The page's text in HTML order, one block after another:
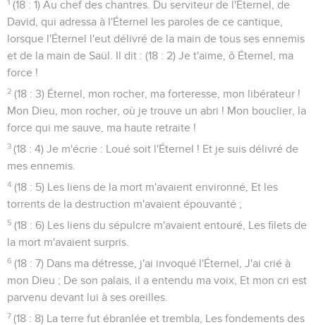
1 (18 : 1) Au chef des chantres. Du serviteur de l'Éternel, de
David, qui adressa à l'Éternel les paroles de ce cantique,
lorsque l'Éternel l'eut délivré de la main de tous ses ennemis
et de la main de Saül. Il dit : (18 : 2) Je t'aime, ô Éternel, ma
force !
2 (18 : 3) Éternel, mon rocher, ma forteresse, mon libérateur !
Mon Dieu, mon rocher, où je trouve un abri ! Mon bouclier, la
force qui me sauve, ma haute retraite !
3 (18 : 4) Je m'écrie : Loué soit l'Éternel ! Et je suis délivré de
mes ennemis.
4 (18 : 5) Les liens de la mort m'avaient environné, Et les
torrents de la destruction m'avaient épouvanté ;
5 (18 : 6) Les liens du sépulcre m'avaient entouré, Les filets de
la mort m'avaient surpris.
6 (18 : 7) Dans ma détresse, j'ai invoqué l'Éternel, J'ai crié à
mon Dieu ; De son palais, il a entendu ma voix, Et mon cri est
parvenu devant lui à ses oreilles.
7 (18 : 8) La terre fut ébranlée et trembla, Les fondements des